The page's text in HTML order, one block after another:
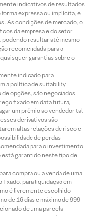
indicativos de resultados
expressa ou implícita, é
As condições de mercado, o
da empresa e do setor
podendo resultar até mesmo
recomendada para o
garantias sobre o
indicado para
a política de suitability
opções, são negociados
fixado em data futura,
um prêmio ao vendedor tal
derivativos são
altas relações de risco e
de perdas
para o investimento
está garantido neste tipo de
compra ou a venda de uma
fixado, para liquidação em
é livremente escolhido
de 16 dias e máximo de 999
de uma parcela